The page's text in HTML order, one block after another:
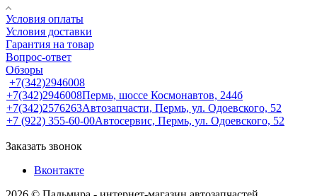
Условия оплаты
Условия доставки
Гарантия на товар
Вопрос-ответ
Обзоры
+7(342)2946008
+7(342)2946008Пермь, шоссе Космонавтов, 244б
+7(342)2576263Автозапчасти, Пермь, ул. Одоевского, 52
+7 (922) 355-60-00Автосервис, Пермь, ул. Одоевского, 52
Заказать звонок
Вконтакте